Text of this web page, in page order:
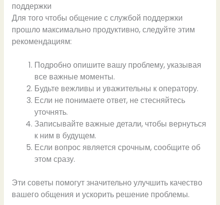
поддержки
Для того чтобы общение с службой поддержки
прошло максимально продуктивно, следуйте этим
рекомендациям:
Подробно опишите вашу проблему, указывая
все важные моменты.
Будьте вежливы и уважительны к оператору.
Если не понимаете ответ, не стесняйтесь
уточнять.
Записывайте важные детали, чтобы вернуться
к ним в будущем.
Если вопрос является срочным, сообщите об
этом сразу.
Эти советы помогут значительно улучшить качество
вашего общения и ускорить решение проблемы.